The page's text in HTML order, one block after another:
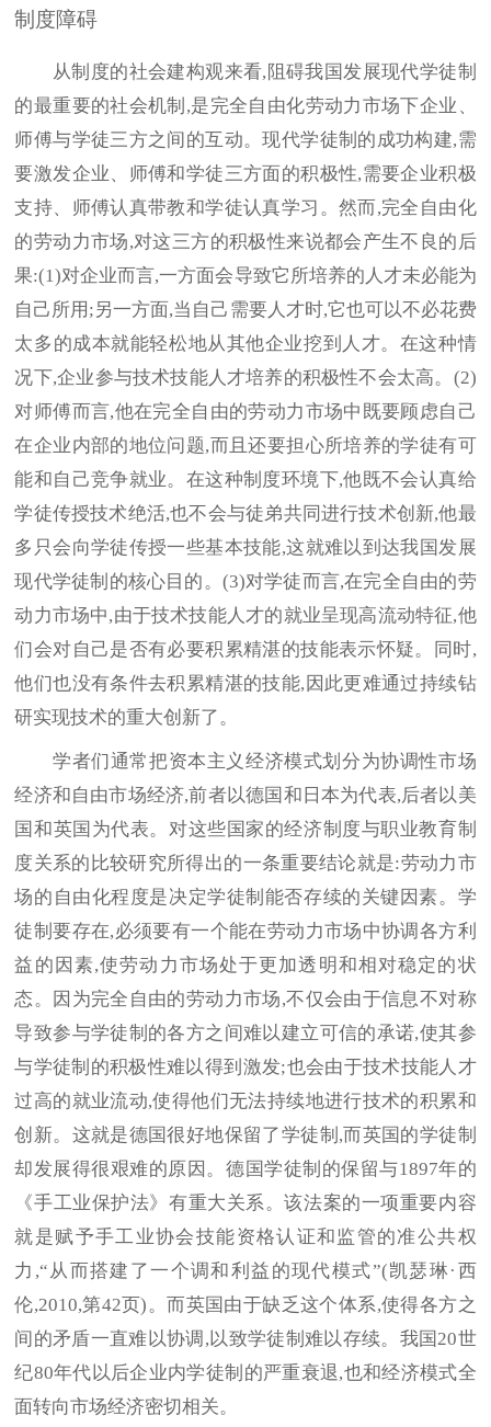
制度障碍
从制度的社会建构观来看,阻碍我国发展现代学徒制
的最重要的社会机制,是完全自由化劳动力市场下企业、
师傅与学徒三方之间的互动。现代学徒制的成功构建,需
要激发企业、师傅和学徒三方面的积极性,需要企业积极
支持、师傅认真带教和学徒认真学习。然而,完全自由化
的劳动力市场,对这三方的积极性来说都会产生不良的后
果:(1)对企业而言,一方面会导致它所培养的人才未必能为
自己所用;另一方面,当自己需要人才时,它也可以不必花费
太多的成本就能轻松地从其他企业挖到人才。在这种情
况下,企业参与技术技能人才培养的积极性不会太高。(2)
对师傅而言,他在完全自由的劳动力市场中既要顾虑自己
在企业内部的地位问题,而且还要担心所培养的学徒有可
能和自己竞争就业。在这种制度环境下,他既不会认真给
学徒传授技术绝活,也不会与徒弟共同进行技术创新,他最
多只会向学徒传授一些基本技能,这就难以到达我国发展
现代学徒制的核心目的。(3)对学徒而言,在完全自由的劳
动力市场中,由于技术技能人才的就业呈现高流动特征,他
们会对自己是否有必要积累精湛的技能表示怀疑。同时,
他们也没有条件去积累精湛的技能,因此更难通过持续钻
研实现技术的重大创新了。
学者们通常把资本主义经济模式划分为协调性市场
经济和自由市场经济,前者以德国和日本为代表,后者以美
国和英国为代表。对这些国家的经济制度与职业教育制
度关系的比较研究所得出的一条重要结论就是:劳动力市
场的自由化程度是决定学徒制能否存续的关键因素。学
徒制要存在,必须要有一个能在劳动力市场中协调各方利
益的因素,使劳动力市场处于更加透明和相对稳定的状
态。因为完全自由的劳动力市场,不仅会由于信息不对称
导致参与学徒制的各方之间难以建立可信的承诺,使其参
与学徒制的积极性难以得到激发;也会由于技术技能人才
过高的就业流动,使得他们无法持续地进行技术的积累和
创新。这就是德国很好地保留了学徒制,而英国的学徒制
却发展得很艰难的原因。德国学徒制的保留与1897年的
《手工业保护法》有重大关系。该法案的一项重要内容
就是赋予手工业协会技能资格认证和监管的准公共权
力,“从而搭建了一个调和利益的现代模式”(凯瑟琳·西
伦,2010,第42页)。而英国由于缺乏这个体系,使得各方之
间的矛盾一直难以协调,以致学徒制难以存续。我国20世
纪80年代以后企业内学徒制的严重衰退,也和经济模式全
面转向市场经济密切相关。